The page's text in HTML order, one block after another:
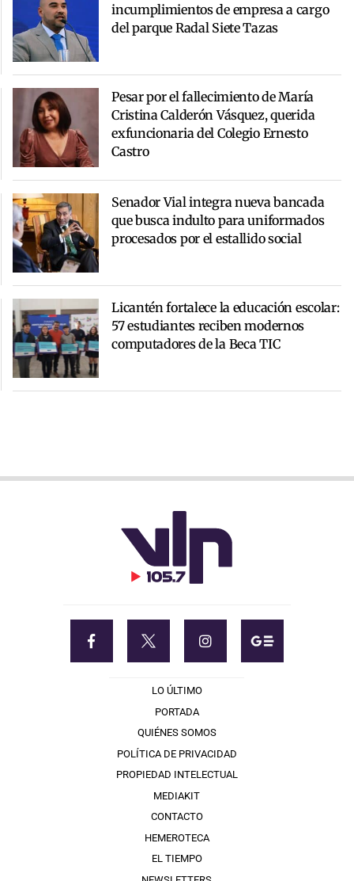
incumplimientos de empresa a cargo
del parque Radal Siete Tazas
Pesar por el fallecimiento de María
Cristina Calderón Vásquez, querida
exfuncionaria del Colegio Ernesto
Castro
Senador Vial integra nueva bancada
que busca indulto para uniformados
procesados por el estallido social
Licantén fortalece la educación escolar:
57 estudiantes reciben modernos
computadores de la Beca TIC
LO ÚLTIMO
PORTADA
QUIÉNES SOMOS
POLÍTICA DE PRIVACIDAD
PROPIEDAD INTELECTUAL
MEDIAKIT
CONTACTO
HEMEROTECA
EL TIEMPO